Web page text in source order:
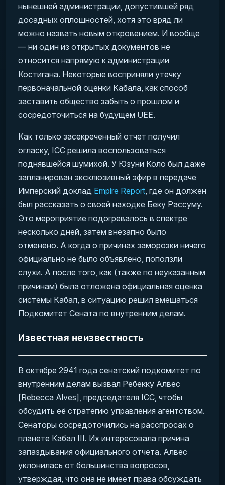
нынешней администрации, допустившей ряд
досадных оплошностей, хотя это вряд ли
можно назвать новым откровением. И вообще
— ни один из открытых документов не
относится напрямую к администрации
Костигана. Некоторые восприняли утечку
первоначальной оценки Кабала, как способ
заставить общество забыть о прошлом и
сосредоточиться на будущем UEE.
Как только засекреченный отчет получил
огласку, ICC решила воспользоваться
поднявшейся шумихой. У Юзуни Коло был даже
запланирован эксклюзивный эфир в передаче
Имперский доклад Empire Report , где он должен
был рассказать о своей находке Беку Рассуму.
Это мероприятие подогревалось в спектре
несколько дней, затем внезапно было
отменено. А когда о причинах заморозки ничего
официально не было объявлено, поползли
слухи. А после того, как (также по неуказанным
причинам) была отложена официальная оценка
системы Кабал, в ситуацию решил вмешаться
Подкомитет Сената по внутренним делам.
Известная неизвестность
В октябре 2941 года сенатский подкомитет по
внутренним делам вызвал Ребекку Алвес
[Rebecca Alves], председателя ICC, чтобы
обсудить её стратегию управления агентством.
Сенаторы сосредоточились на расспросах о
планете Кабал III. Их интересовала причина
запаздывания официального отчета. Алвес
уклонилась от большинства вопросов,
утверждая, что она не имеет права обсуждать